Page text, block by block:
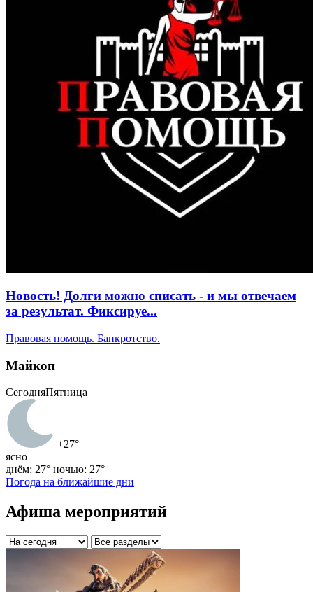
Новость! Долги можно списать - и мы отвечаем
за результат. Фиксируе...
Правовая помощь. Банкротство.
Майкоп
СегодняПятница
+27°
ясно
днём: 27° ночью: 27°
Погода на ближайшие дни
Афиша мероприятий